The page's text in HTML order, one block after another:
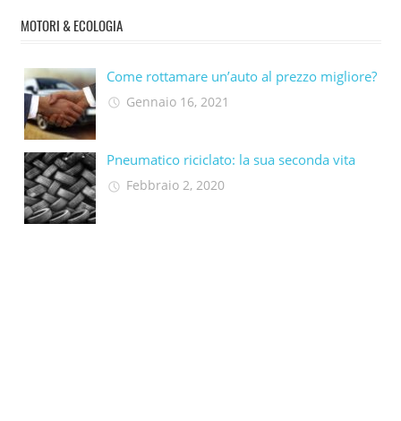
MOTORI & ECOLOGIA
Come rottamare un’auto al prezzo migliore?
Gennaio 16, 2021
Pneumatico riciclato: la sua seconda vita​
Febbraio 2, 2020